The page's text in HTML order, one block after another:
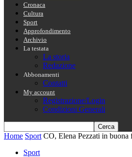
Cronaca
Cultura
Sport
Approfondimento
Archivio
La testata
La storia
Redazione
Abbonamenti
Contatti
My account
Registrazione/Login
Condizioni Generali
Home Sport CO, Elena Pezzati in buona
Sport